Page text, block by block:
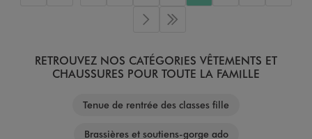
Page suivante
Dernière page
RETROUVEZ NOS CATÉGORIES VÊTEMENTS ET
CHAUSSURES POUR TOUTE LA FAMILLE
Tenue de rentrée des classes fille
Brassières et soutiens-gorge ado